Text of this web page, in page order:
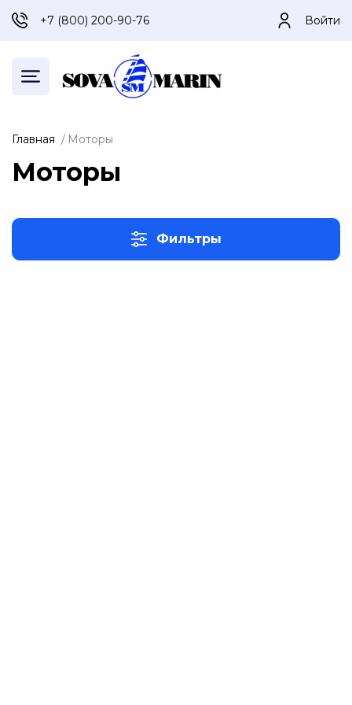
+7 (800) 200-90-76 Войти
Главная Моторы
Моторы
Фильтры